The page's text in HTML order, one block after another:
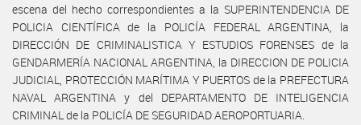
escena del hecho correspondientes a la SUPERINTENDENCIA DE
POLICIA CIENTÍFICA de la POLICÍA FEDERAL ARGENTINA, la
DIRECCIÓN DE CRIMINALISTICA Y ESTUDIOS FORENSES de la
GENDARMERÍA NACIONAL ARGENTINA, la DIRECCION DE POLICIA
JUDICIAL, PROTECCIÓN MARÍTIMA Y PUERTOS de la PREFECTURA
NAVAL ARGENTINA y del DEPARTAMENTO DE INTELIGENCIA
CRIMINAL de la POLICÍA DE SEGURIDAD AEROPORTUARIA.